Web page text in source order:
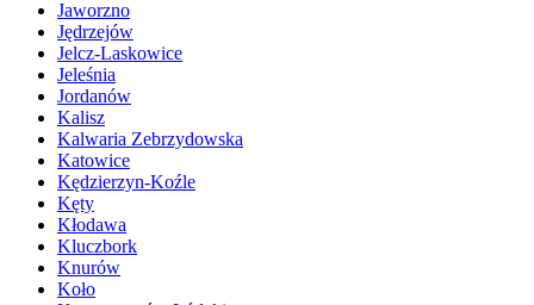
Jaworzno
Jędrzejów
Jelcz-Laskowice
Jeleśnia
Jordanów
Kalisz
Kalwaria Zebrzydowska
Katowice
Kędzierzyn-Koźle
Kęty
Kłodawa
Kluczbork
Knurów
Koło